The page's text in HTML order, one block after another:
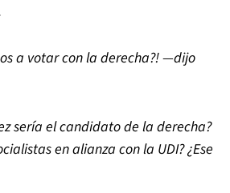
a votar con la derecha?! —dijo
sería el candidato de la derecha?
en alianza con la UDI? ¿Ese